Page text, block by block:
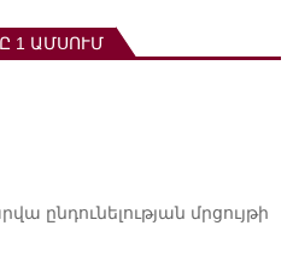
1 ԱՄՍՈՒՄ
ընդունելության մրցույթի